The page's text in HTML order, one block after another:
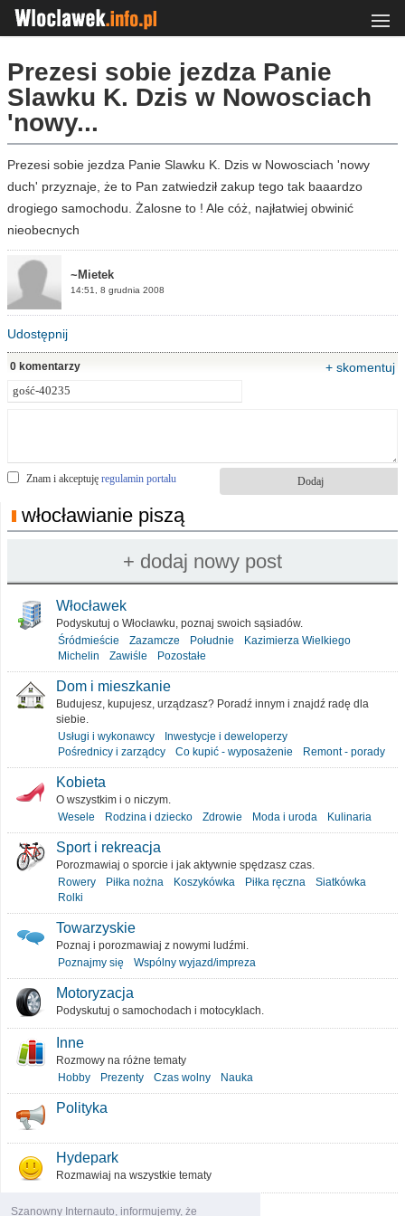
Szanowny Internauto, informujemy, że
Prezesi sobie jezdza Panie
Slawku K. Dzis w Nowosciach
'nowy...
Prezesi sobie jezdza Panie Slawku K. Dzis w Nowosciach 'nowy
duch' przyznaje, że to Pan zatwiedził zakup tego tak baaardzo
drogiego samochodu. Żalosne to ! Ale cóż, najłatwiej obwinić
nieobecnych
~Mietek
14:51, 8 grudnia 2008
Udostępnij
0 komentarzy + skomentuj
Znam i akceptuję regulamin portalu
włocławianie piszą
Włocławek
Podyskutuj o Włocławku, poznaj swoich sąsiadów.
Śródmieście
Zazamcze Południe
Kazimierza Wielkiego
Michelin
Zawiśle Pozostałe
Dom i mieszkanie
Budujesz, kupujesz, urządzasz? Poradź innym i znajdź radę dla
siebie.
Usługi i wykonawcy
Inwestycje i deweloperzy
Pośrednicy i zarządcy
Co kupić - wyposażenie Remont - porady
Kobieta
O wszystkim i o niczym.
Wesele
Rodzina i dziecko Zdrowie Moda i uroda Kulinaria
Sport i rekreacja
Porozmawiaj o sporcie i jak aktywnie spędzasz czas.
Rowery
Piłka nożna Koszykówka Piłka ręczna
Siatkówka
Rolki
Towarzyskie
Poznaj i porozmawiaj z nowymi ludźmi.
Poznajmy się
Wspólny wyjazd/impreza
Motoryzacja
Podyskutuj o samochodach i motocyklach.
Inne
Rozmowy na różne tematy
Hobby
Prezenty Czas wolny Nauka
Polityka
Hydepark
Rozmawiaj na wszystkie tematy
O portalu